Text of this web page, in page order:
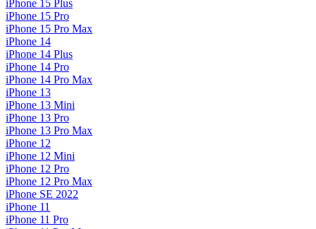
iPhone 15 Plus
iPhone 15 Pro
iPhone 15 Pro Max
iPhone 14
iPhone 14 Plus
iPhone 14 Pro
iPhone 14 Pro Max
iPhone 13
iPhone 13 Mini
iPhone 13 Pro
iPhone 13 Pro Max
iPhone 12
iPhone 12 Mini
iPhone 12 Pro
iPhone 12 Pro Max
iPhone SE 2022
iPhone 11
iPhone 11 Pro